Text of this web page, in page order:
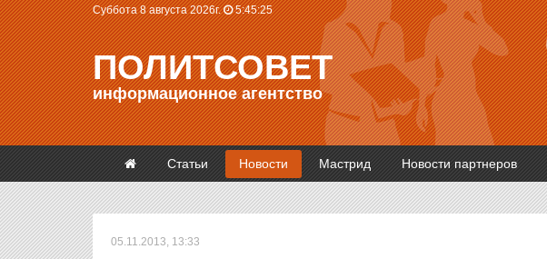
Суббота 8 августа 2026г. 5:45:25
ПОЛИТСОВЕТ
информационное агентство
Статьи Новости Мастрид Новости партнеров
05.11.2013, 13:33